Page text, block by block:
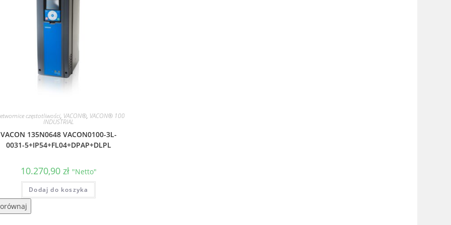
częstotliwości, VACON®, VACON® 100
INDUSTRIAL
VACON 135N0648 VACON0100-3L-
0031-5+IP54+FL04+DPAP+DLPL
10.270,90 zł "Netto"
Dodaj do koszyka